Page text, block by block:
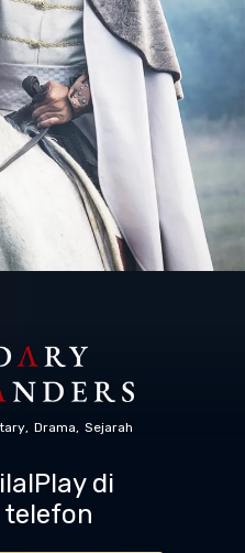
Drama Sejarah
di